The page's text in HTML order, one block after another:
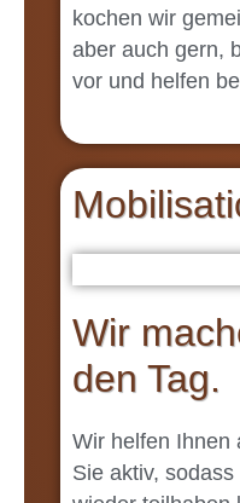
kochen wir
aber auch gern,
vor und helfen
Wir
den Tag.
Wir helfen Ihnen
Sie aktiv,